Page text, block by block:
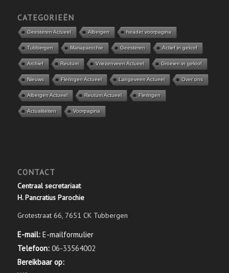
CATEGORIEËN
Geesteren Actueel Albergen header voorpagina
Tubbergen Mariaparochie Geesteren Actief in geloof
Archief Reutum Vriezenveen Actueel Groeien in geloof
Nieuws Fleringen Actueel Langeveen Actueel Over ons
Albergen Actueel Reutum Actueel Fleringen
Actualiteiten Voorpagina
CONTACT
Centraal secretariaat
H. Pancratius Parochie
Grotestraat 66, 7651 CK Tubbergen
E-mail: E-mailformulier
Telefoon: 06-33564002
Bereikbaar op: